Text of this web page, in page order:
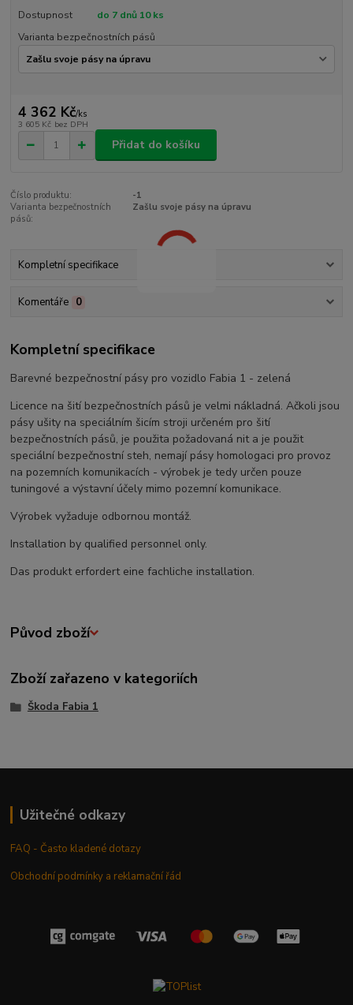
Dostupnost
do 7 dnů 10 ks
Varianta bezpečnostních pásů
4 362 Kč/ks
3 605 Kč bez DPH
Přidat do košíku
Číslo produktu:
-1
Varianta bezpečnostních
pásů:
Zašlu svoje pásy na úpravu
Kompletní specifikace
Komentáře 0
Kompletní specifikace
Barevné bezpečnostní pásy pro vozidlo Fabia 1 - zelená
Licence na šití bezpečnostních pásů je velmi nákladná. Ačkoli jsou
pásy ušity na speciálním šicím stroji určeném pro šití
bezpečnostních pásů, je použita požadovaná nit a je použit
speciální bezpečnostní steh, nemají pásy homologaci pro provoz
na pozemních komunikacích - výrobek je tedy určen pouze
tuningové a výstavní účely mimo pozemní komunikace.
Výrobek vyžaduje odbornou montáž.
Installation by qualified personnel only.
Das produkt erfordert eine fachliche installation.
Původ zboží
Zboží zařazeno v kategoriích
Škoda Fabia 1
Užitečné odkazy
FAQ - Často kladené dotazy
Obchodní podmínky a reklamační řád